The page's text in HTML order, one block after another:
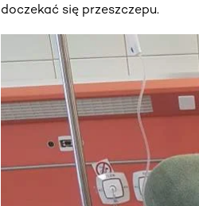
doczekać się przeszczepu.